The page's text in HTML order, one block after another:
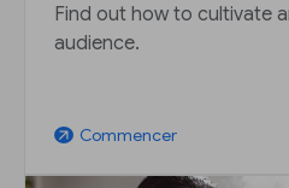
Find out how to cultivate
audience.
arrow_outward Commencer